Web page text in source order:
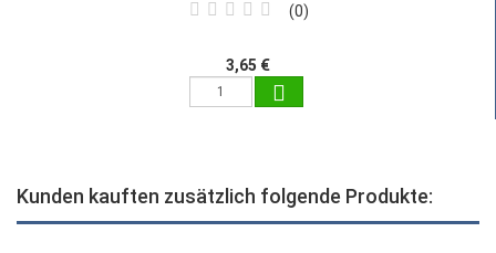
0
3,65 €
Kunden kauften zusätzlich folgende Produkte: